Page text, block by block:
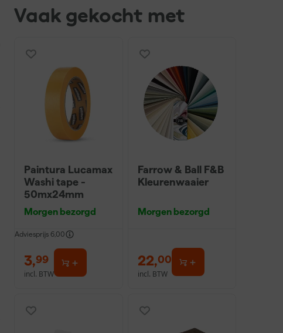
Vaak gekocht met
Paintura Lucamax
Washi tape -
50mx24mm
Morgen bezorgd
Adviesprijs 6,00
3,99
incl. BTW
Farrow & Ball F&B
Kleurenwaaier
Morgen bezorgd
22,00
incl. BTW